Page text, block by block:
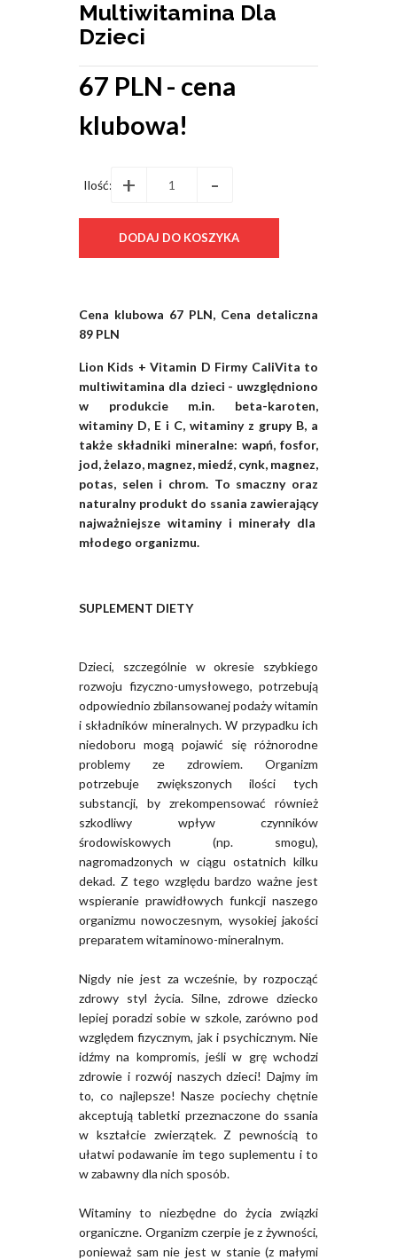
Multiwitamina Dla
Dzieci
67 PLN - cena
klubowa!
Ilość: + -
Cena klubowa 67 PLN, Cena detaliczna
89 PLN
Lion Kids + Vitamin D Firmy CaliVita to
multiwitamina dla dzieci - uwzględniono
w produkcie m.in. beta-karoten,
witaminy D, E i C, witaminy z grupy B, a
także składniki mineralne: wapń, fosfor,
jod, żelazo, magnez, miedź, cynk, magnez,
potas, selen i chrom. To smaczny oraz
naturalny produkt do ssania zawierający
najważniejsze witaminy i minerały dla
młodego organizmu.
SUPLEMENT DIETY
Dzieci, szczególnie w okresie szybkiego
rozwoju fizyczno-umysłowego, potrzebują
odpowiednio zbilansowanej podaży witamin
i składników mineralnych. W przypadku ich
niedoboru mogą pojawić się różnorodne
problemy ze zdrowiem. Organizm
potrzebuje zwiększonych ilości tych
substancji, by zrekompensować również
szkodliwy wpływ czynników
środowiskowych (np. smogu),
nagromadzonych w ciągu ostatnich kilku
dekad. Z tego względu bardzo ważne jest
wspieranie prawidłowych funkcji naszego
organizmu nowoczesnym, wysokiej jakości
preparatem witaminowo-mineralnym.
Nigdy nie jest za wcześnie, by rozpocząć
zdrowy styl życia. Silne, zdrowe dziecko
lepiej poradzi sobie w szkole, zarówno pod
względem fizycznym, jak i psychicznym. Nie
idźmy na kompromis, jeśli w grę wchodzi
zdrowie i rozwój naszych dzieci! Dajmy im
to, co najlepsze! Nasze pociechy chętnie
akceptują tabletki przeznaczone do ssania
w kształcie zwierzątek. Z pewnością to
ułatwi podawanie im tego suplementu i to
w zabawny dla nich sposób.
Witaminy to niezbędne do życia związki
organiczne. Organizm czerpie je z żywności,
ponieważ sam nie jest w stanie (z małymi